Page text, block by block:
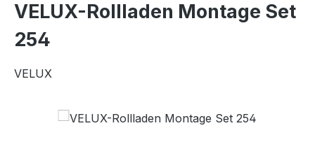
VELUX-Rollladen Montage Set
254
VELUX
Bildergalerie überspringen